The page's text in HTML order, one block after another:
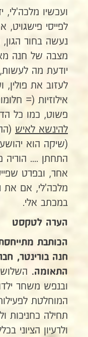
ועכשיו מלכה'לי,
לפייסי
נעשה בחור
מצבה של חנה
יודעת מה
לעזוב את פולין,
אילוזיות (=
פשוט, כמו כל
להינשא לאיש
(שיקה הוא
התחתן .... הוריה
אחר, ובפרט
מלכה'לי, אם את
במכתב אלי.
הערה לטקסט
הכותבת
חנה בורינטר,
התאומה. השלוש
ובנפש משחר
המוחלטת
תחילה כחניכות
ולרעיון הציוני